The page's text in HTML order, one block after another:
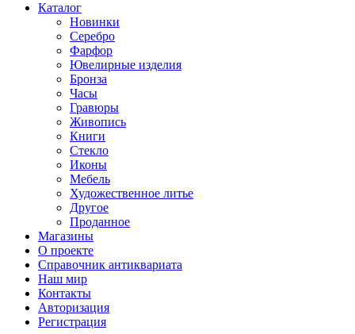
Каталог
Новинки
Серебро
Фарфор
Ювелирные изделия
Бронза
Часы
Гравюры
Живопись
Книги
Стекло
Иконы
Мебель
Художественное литье
Другое
Проданное
Магазины
О проекте
Справочник антиквариата
Наш мир
Контакты
Авторизация
Регистрация